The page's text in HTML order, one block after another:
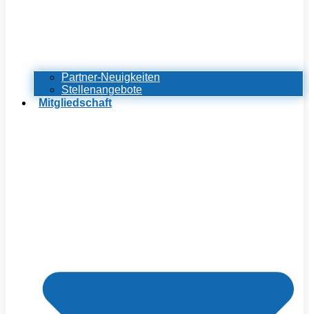
Partner-Neuigkeiten
Stellenangebote
Mitgliedschaft